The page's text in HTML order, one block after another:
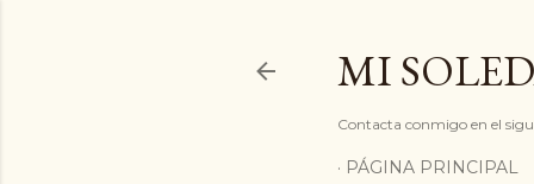
MI
Contacta conmigo en el
PÁGINA PRINCIPAL